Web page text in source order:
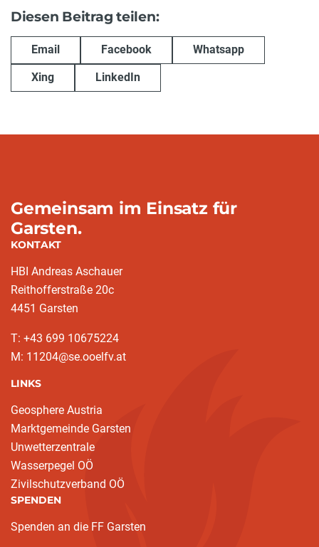
Diesen Beitrag teilen:
Email Facebook Whatsapp
Xing LinkedIn
Gemeinsam im Einsatz für
Garsten.
KONTAKT
HBI Andreas Aschauer
Reithofferstraße 20c
4451 Garsten
T: ‭+43 699 10675224‬
M: 11204@se.ooelfv.at
LINKS
Geosphere Austria
Marktgemeinde Garsten
Unwetterzentrale
Wasserpegel OÖ
Zivilschutzverband OÖ
SPENDEN
Spenden an die FF Garsten